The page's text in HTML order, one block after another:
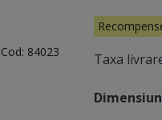
Cod: 84023 Taxa